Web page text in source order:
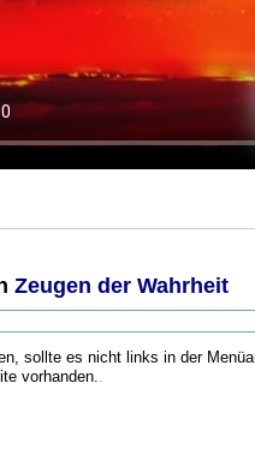
Zeugen der Wahrheit
sollte es nicht links in der
vorhanden..